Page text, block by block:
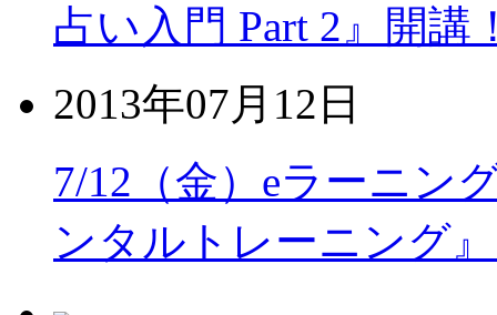
占い入門 Part 2』開講
2013年07月12日
7/12（金）eラーニン
ンタルトレーニング